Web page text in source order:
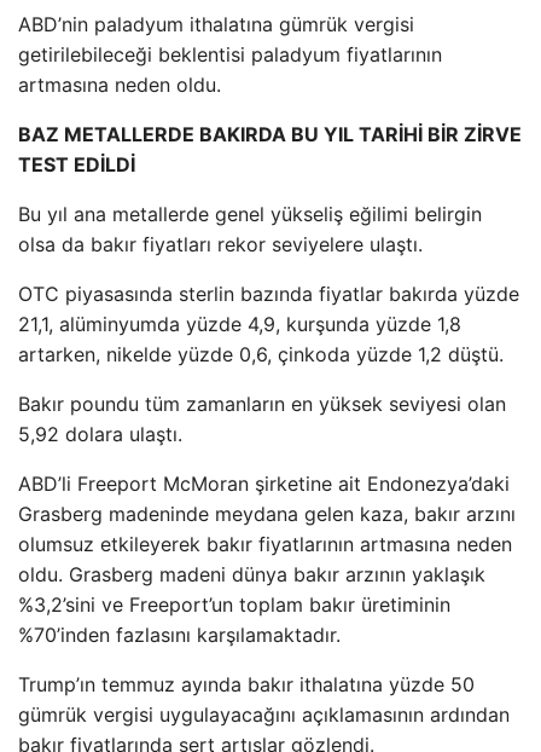
ABD’nin paladyum ithalatına gümrük vergisi
getirilebileceği beklentisi paladyum fiyatlarının
artmasına neden oldu.
BAZ METALLERDE BAKIRDA BU YIL TARİHİ BİR ZİRVE
TEST EDİLDİ
Bu yıl ana metallerde genel yükseliş eğilimi belirgin
olsa da bakır fiyatları rekor seviyelere ulaştı.
OTC piyasasında sterlin bazında fiyatlar bakırda yüzde
21,1, alüminyumda yüzde 4,9, kurşunda yüzde 1,8
artarken, nikelde yüzde 0,6, çinkoda yüzde 1,2 düştü.
Bakır poundu tüm zamanların en yüksek seviyesi olan
5,92 dolara ulaştı.
ABD’li Freeport McMoran şirketine ait Endonezya’daki
Grasberg madeninde meydana gelen kaza, bakır arzını
olumsuz etkileyerek bakır fiyatlarının artmasına neden
oldu. Grasberg madeni dünya bakır arzının yaklaşık
%3,2’sini ve Freeport’un toplam bakır üretiminin
%70’inden fazlasını karşılamaktadır.
Trump’ın temmuz ayında bakır ithalatına yüzde 50
gümrük vergisi uygulayacağını açıklamasının ardından
bakır fiyatlarında sert artışlar gözlendi.